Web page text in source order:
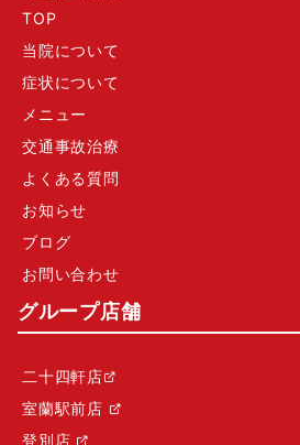
TOP
当院について
症状について
メニュー
交通事故治療
よくある質問
お知らせ
ブログ
お問い合わせ
グループ店舗
二十四軒店
室蘭駅前店
登別店